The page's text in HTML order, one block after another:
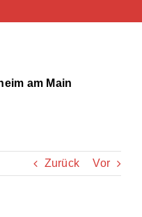
am Main
Zurück Vor